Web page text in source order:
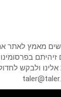
מאמץ לאתר
זיהיתם
אלינו ולבקש